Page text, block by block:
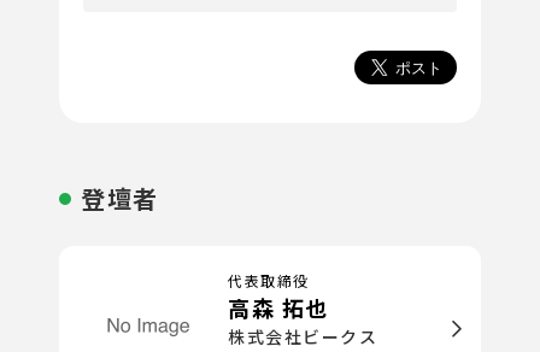
登壇者
代表取締役
高森 拓也
株式会社ビークス